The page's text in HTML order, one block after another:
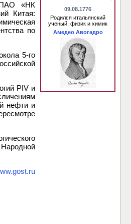
ПАО «НК
Китая:
по
5-го
PIV и
нефти и
09.08.1776
Родился итальянский
ученый, физик и химик
Амедео Авогадро